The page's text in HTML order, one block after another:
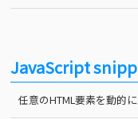
JavaScript
任意のHTML要素を動的